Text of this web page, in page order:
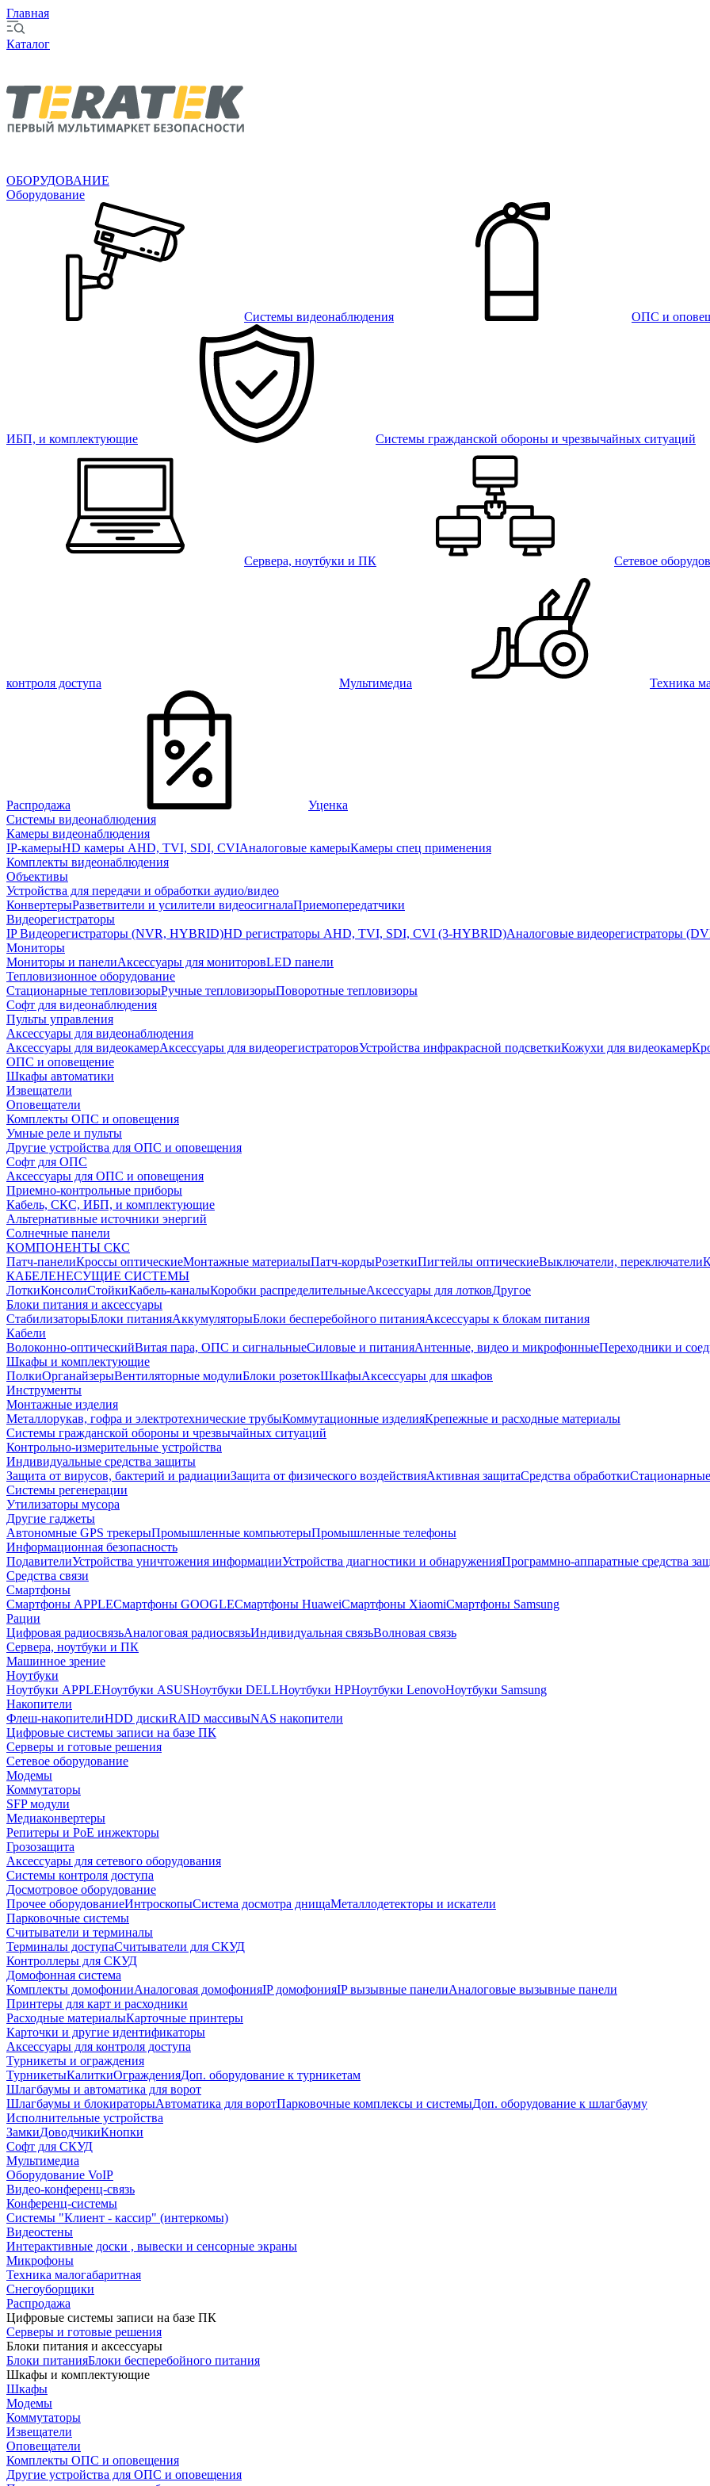
Главная
Каталог
ОБОРУДОВАНИЕ
Оборудование
Системы видеонаблюдения ОПС и
ИБП, и комплектующие Системы гражданской обороны и чрезвычайных ситуаций
Сервера, ноутбуки и ПК Сетевое
контроля доступа Мультимедиа Техника
Распродажа
Уценка
Системы видеонаблюдения
Камеры видеонаблюдения
IP-камерыHD камеры AHD, TVI, SDI, CVIАналоговые камерыКамеры спец применения
Комплекты видеонаблюдения
Объективы
Устройства для передачи и обработки аудио/видео
КонвертерыРазветвители и усилители видеосигналаПриемопередатчики
Видеорегистраторы
IP Видеорегистраторы (NVR, HYBRID)HD регистраторы AHD, TVI, SDI, CVI (3-HYBRID)Аналоговые видеорегистраторы
Мониторы
Мониторы и панелиАксессуары для мониторовLED панели
Тепловизионное оборудование
Стационарные тепловизорыРучные тепловизорыПоворотные тепловизоры
Софт для видеонаблюдения
Пульты управления
Аксессуары для видеонаблюдения
Аксессуары для видеокамерАксессуары для видеорегистраторовУстройства инфракрасной подсветкиКожухи для видеокамер
ОПС и оповещение
Шкафы автоматики
Извещатели
Оповещатели
Комплекты ОПС и оповещения
Умные реле и пульты
Другие устройства для ОПС и оповещения
Софт для ОПС
Аксессуары для ОПС и оповещения
Приемно-контрольные приборы
Кабель, СКС, ИБП, и комплектующие
Альтернативные источники энергий
Солнечные панели
КОМПОНЕНТЫ СКС
Патч-панелиКроссы оптическиеМонтажные материалыПатч-кордыРозеткиПигтейлы оптическиеВыключатели, переключатели
КАБЕЛЕНЕСУЩИЕ СИСТЕМЫ
ЛоткиКонсолиСтойкиКабель-каналыКоробки распределительныеАксессуары для лотковДругое
Блоки питания и аксессуары
СтабилизаторыБлоки питанияАккумуляторыБлоки бесперебойного питанияАксессуары к блокам питания
Кабели
Волоконно-оптическийВитая пара, ОПС и сигнальныеСиловые и питанияАнтенные, видео и микрофонныеПереходники и
Шкафы и комплектующие
ПолкиОрганайзерыВентиляторные модулиБлоки розетокШкафыАксессуары для шкафов
Инструменты
Монтажные изделия
Металлорукав, гофра и электротехнические трубыКоммутационные изделияКрепежные и расходные материалы
Системы гражданской обороны и чрезвычайных ситуаций
Контрольно-измерительные устройства
Индивидуальные средства защиты
Защита от вирусов, бактерий и радиацииЗащита от физического воздействияАктивная защитаСредства обработки
Системы регенерации
Утилизаторы мусора
Другие гаджеты
Автономные GPS трекерыПромышленные компьютерыПромышленные телефоны
Информационная безопасность
ПодавителиУстройства уничтожения информацииУстройства диагностики и обнаруженияПрограммно-аппаратные средства
Средства связи
Смартфоны
Смартфоны APPLEСмартфоны GOOGLEСмартфоны HuaweiСмартфоны XiaomiСмартфоны Samsung
Рации
Цифровая радиосвязьАналоговая радиосвязьИндивидуальная связьВолновая связь
Сервера, ноутбуки и ПК
Машинное зрение
Ноутбуки
Ноутбуки APPLEНоутбуки ASUSНоутбуки DELLНоутбуки HPНоутбуки LenovoНоутбуки Samsung
Накопители
Флеш-накопителиHDD дискиRAID массивыNAS накопители
Цифровые системы записи на базе ПК
Серверы и готовые решения
Сетевое оборудование
Модемы
Коммутаторы
SFP модули
Медиаконвертеры
Репитеры и PoE инжекторы
Грозозащита
Аксессуары для сетевого оборудования
Системы контроля доступа
Досмотровое оборудование
Прочее оборудованиеИнтроскопыСистема досмотра днищаМеталлодетекторы и искатели
Парковочные системы
Считыватели и терминалы
Терминалы доступаСчитыватели для СКУД
Контроллеры для СКУД
Домофонная система
Комплекты домофонииАналоговая домофонияIP домофонияIP вызывные панелиАналоговые вызывные панели
Принтеры для карт и расходники
Расходные материалыКарточные принтеры
Карточки и другие идентификаторы
Аксессуары для контроля доступа
Турникеты и ограждения
ТурникетыКалиткиОгражденияДоп. оборудование к турникетам
Шлагбаумы и автоматика для ворот
Шлагбаумы и блокираторыАвтоматика для воротПарковочные комплексы и системыДоп. оборудование к шлагбауму
Исполнительные устройства
ЗамкиДоводчикиКнопки
Софт для СКУД
Мультимедиа
Оборудование VoIP
Видео-конференц-связь
Конференц-системы
Системы "Клиент - кассир" (интеркомы)
Видеостены
Интерактивные доски , вывески и сенсорные экраны
Микрофоны
Техника малогабаритная
Снегоуборщики
Распродажа
Цифровые системы записи на базе ПК
Серверы и готовые решения
Блоки питания и аксессуары
Блоки питанияБлоки бесперебойного питания
Шкафы и комплектующие
Шкафы
Модемы
Коммутаторы
Извещатели
Оповещатели
Комплекты ОПС и оповещения
Другие устройства для ОПС и оповещения